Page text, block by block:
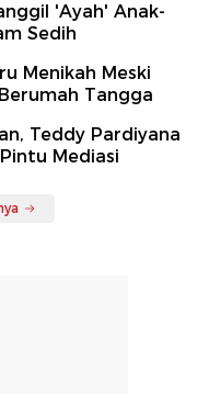
'Ayah' Anak-
Sedih
Menikah Meski
Tangga
Teddy Pardiyana
Mediasi